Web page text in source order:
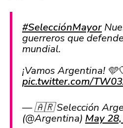
#SelecciónMayor
guerreros que
mundial.
¡Vamos Argentina!
pic.twitter.com/
— 🇦🇷 Selección
(@Argentina) May